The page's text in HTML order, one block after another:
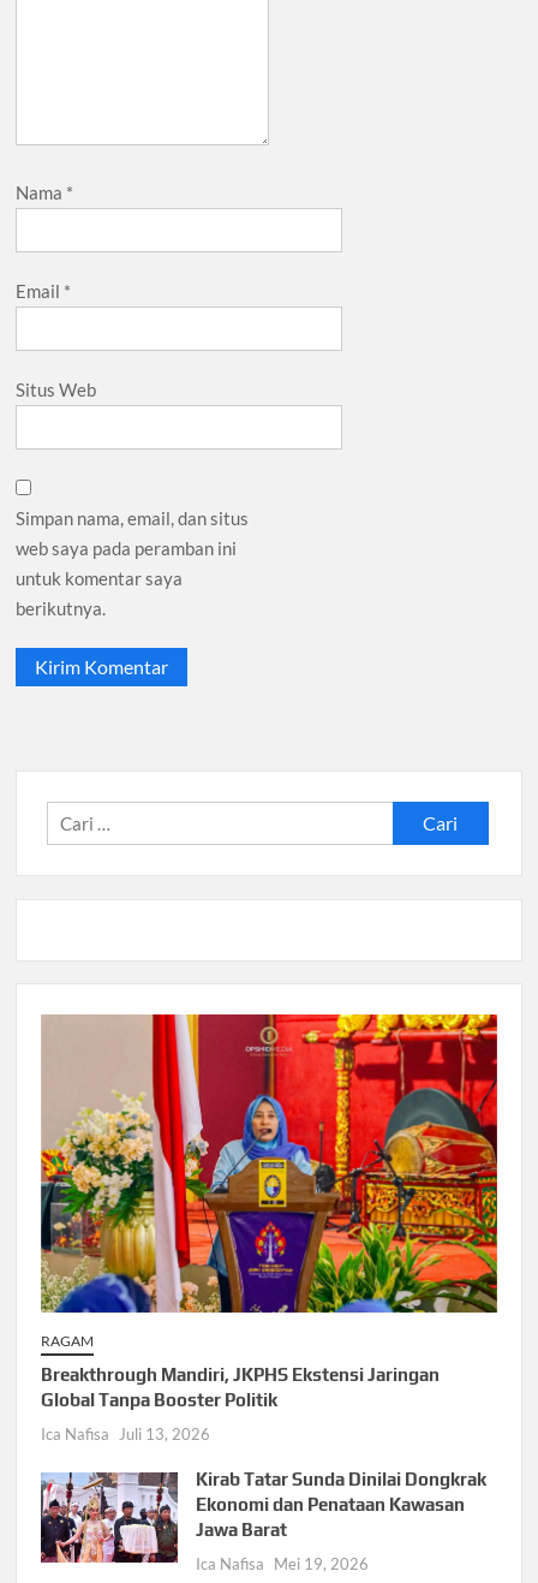
Nama *
Email *
Situs Web
Simpan nama, email, dan situs
web saya pada peramban ini
untuk komentar saya
berikutnya.
Cari
untuk:
RAGAM
Breakthrough Mandiri, JKPHS Ekstensi Jaringan
Global Tanpa Booster Politik
Ica Nafisa Juli 13, 2026
Kirab Tatar Sunda Dinilai Dongkrak
Ekonomi dan Penataan Kawasan
Jawa Barat
Ica Nafisa Mei 19, 2026